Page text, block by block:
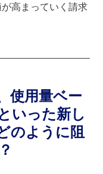
高まっていく請求
使用量ベー
いった新し
のように阻